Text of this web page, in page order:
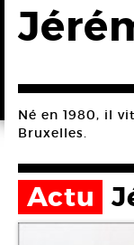
Né en 1980, il
Bruxelles.
Actu